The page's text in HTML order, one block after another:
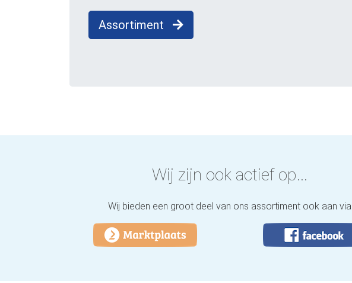
Assortiment
Wij zijn ook actief op...
Wij bieden een groot deel van ons assortiment ook aan via